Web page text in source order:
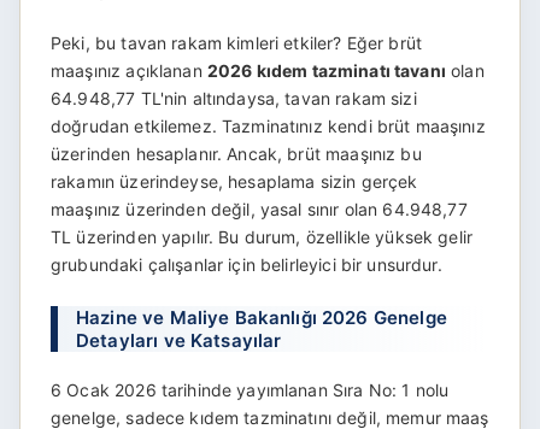
Peki, bu tavan rakam kimleri etkiler? Eğer brüt
maaşınız açıklanan 2026 kıdem tazminatı tavanı olan
64.948,77 TL'nin altındaysa, tavan rakam sizi
doğrudan etkilemez. Tazminatınız kendi brüt maaşınız
üzerinden hesaplanır. Ancak, brüt maaşınız bu
rakamın üzerindeyse, hesaplama sizin gerçek
maaşınız üzerinden değil, yasal sınır olan 64.948,77
TL üzerinden yapılır. Bu durum, özellikle yüksek gelir
grubundaki çalışanlar için belirleyici bir unsurdur.
Hazine ve Maliye Bakanlığı 2026 Genelge
Detayları ve Katsayılar
6 Ocak 2026 tarihinde yayımlanan Sıra No: 1 nolu
genelge, sadece kıdem tazminatını değil, memur maaş